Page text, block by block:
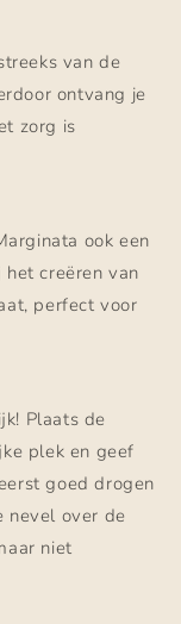
van de
ontvang je
zorg is
ook een
creëren van
perfect voor
Plaats de
plek en geef
goed drogen
nevel over de
niet